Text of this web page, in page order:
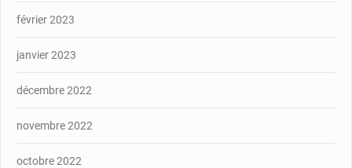
février 2023
janvier 2023
décembre 2022
novembre 2022
octobre 2022